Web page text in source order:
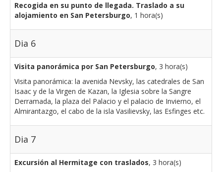
Recogida en su punto de llegada. Traslado a su
alojamiento en San Petersburgo, 1 hora(s)
Dia 6
Visita panorámica por San Petersburgo, 3 hora(s)
Visita panorámica: la avenida Nevsky, las catedrales de San
Isaac y de la Virgen de Kazan, la Iglesia sobre la Sangre
Derramada, la plaza del Palacio y el palacio de Invierno, el
Almirantazgo, el cabo de la isla Vasilievsky, las Esfinges etc.
Dia 7
Excursión al Hermitage con traslados, 3 hora(s)